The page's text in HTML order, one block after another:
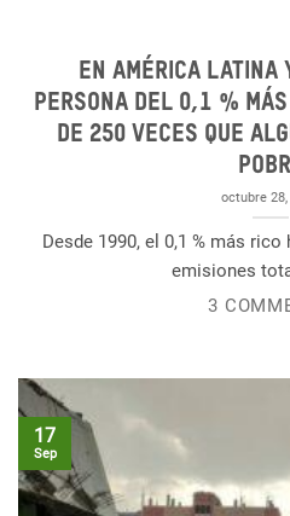
En América
persona del 0,1 %
de 250 veces que
octubre 28,
Desde 1990, el 0,1 % más
emisiones
3
17
Sep